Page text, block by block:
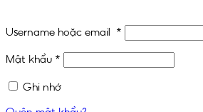
Username hoặc email *
Mật khẩu *
Ghi nhớ